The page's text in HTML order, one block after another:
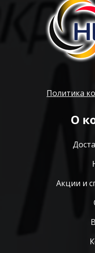
Политика
О
Акции и